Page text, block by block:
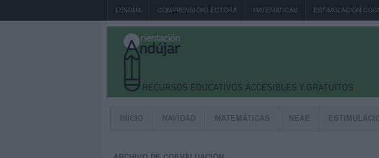
LENGUA COMPRENSIÓN LECTORA MATEMÁTICAS ESTIMULACION
INICIO NAVIDAD MATEMÁTICAS NEAE